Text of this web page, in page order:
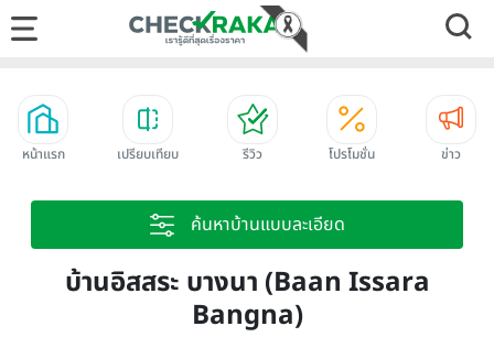
หน้าแรก เปรียบเทียบ รีวิว โปรโมชั่น ข่าว
ค้นหาบ้านแบบละเอียด
บ้านอิสสระ บางนา (Baan Issara
Bangna)